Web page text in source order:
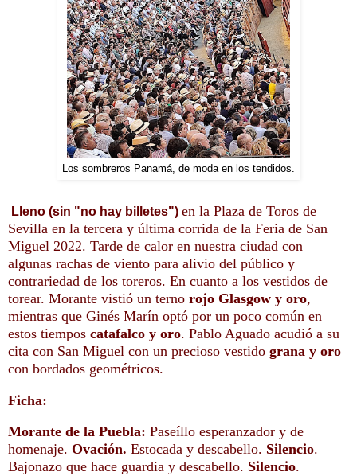
Los sombreros Panamá, de moda en los tendidos.
Lleno (sin "no hay billetes") en la Plaza de Toros de
Sevilla en la tercera y última corrida de la Feria de San
Miguel 2022. Tarde de calor en nuestra ciudad con
algunas rachas de viento para alivio del público y
contrariedad de los toreros. En cuanto a los vestidos de
torear. Morante vistió un terno rojo Glasgow y oro,
mientras que Ginés Marín optó por un poco común en
estos tiempos catafalco y oro. Pablo Aguado acudió a su
cita con San Miguel con un precioso vestido grana y oro
con bordados geométricos.
Ficha:
Morante de la Puebla: Paseíllo esperanzador y de
homenaje. Ovación. Estocada y descabello. Silencio.
Bajonazo que hace guardia y descabello. Silencio.